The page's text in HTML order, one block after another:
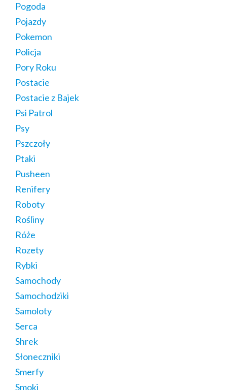
Pogoda
Pojazdy
Pokemon
Policja
Pory Roku
Postacie
Postacie z Bajek
Psi Patrol
Psy
Pszczoły
Ptaki
Pusheen
Renifery
Roboty
Rośliny
Róże
Rozety
Rybki
Samochody
Samochodziki
Samoloty
Serca
Shrek
Słoneczniki
Smerfy
Smoki